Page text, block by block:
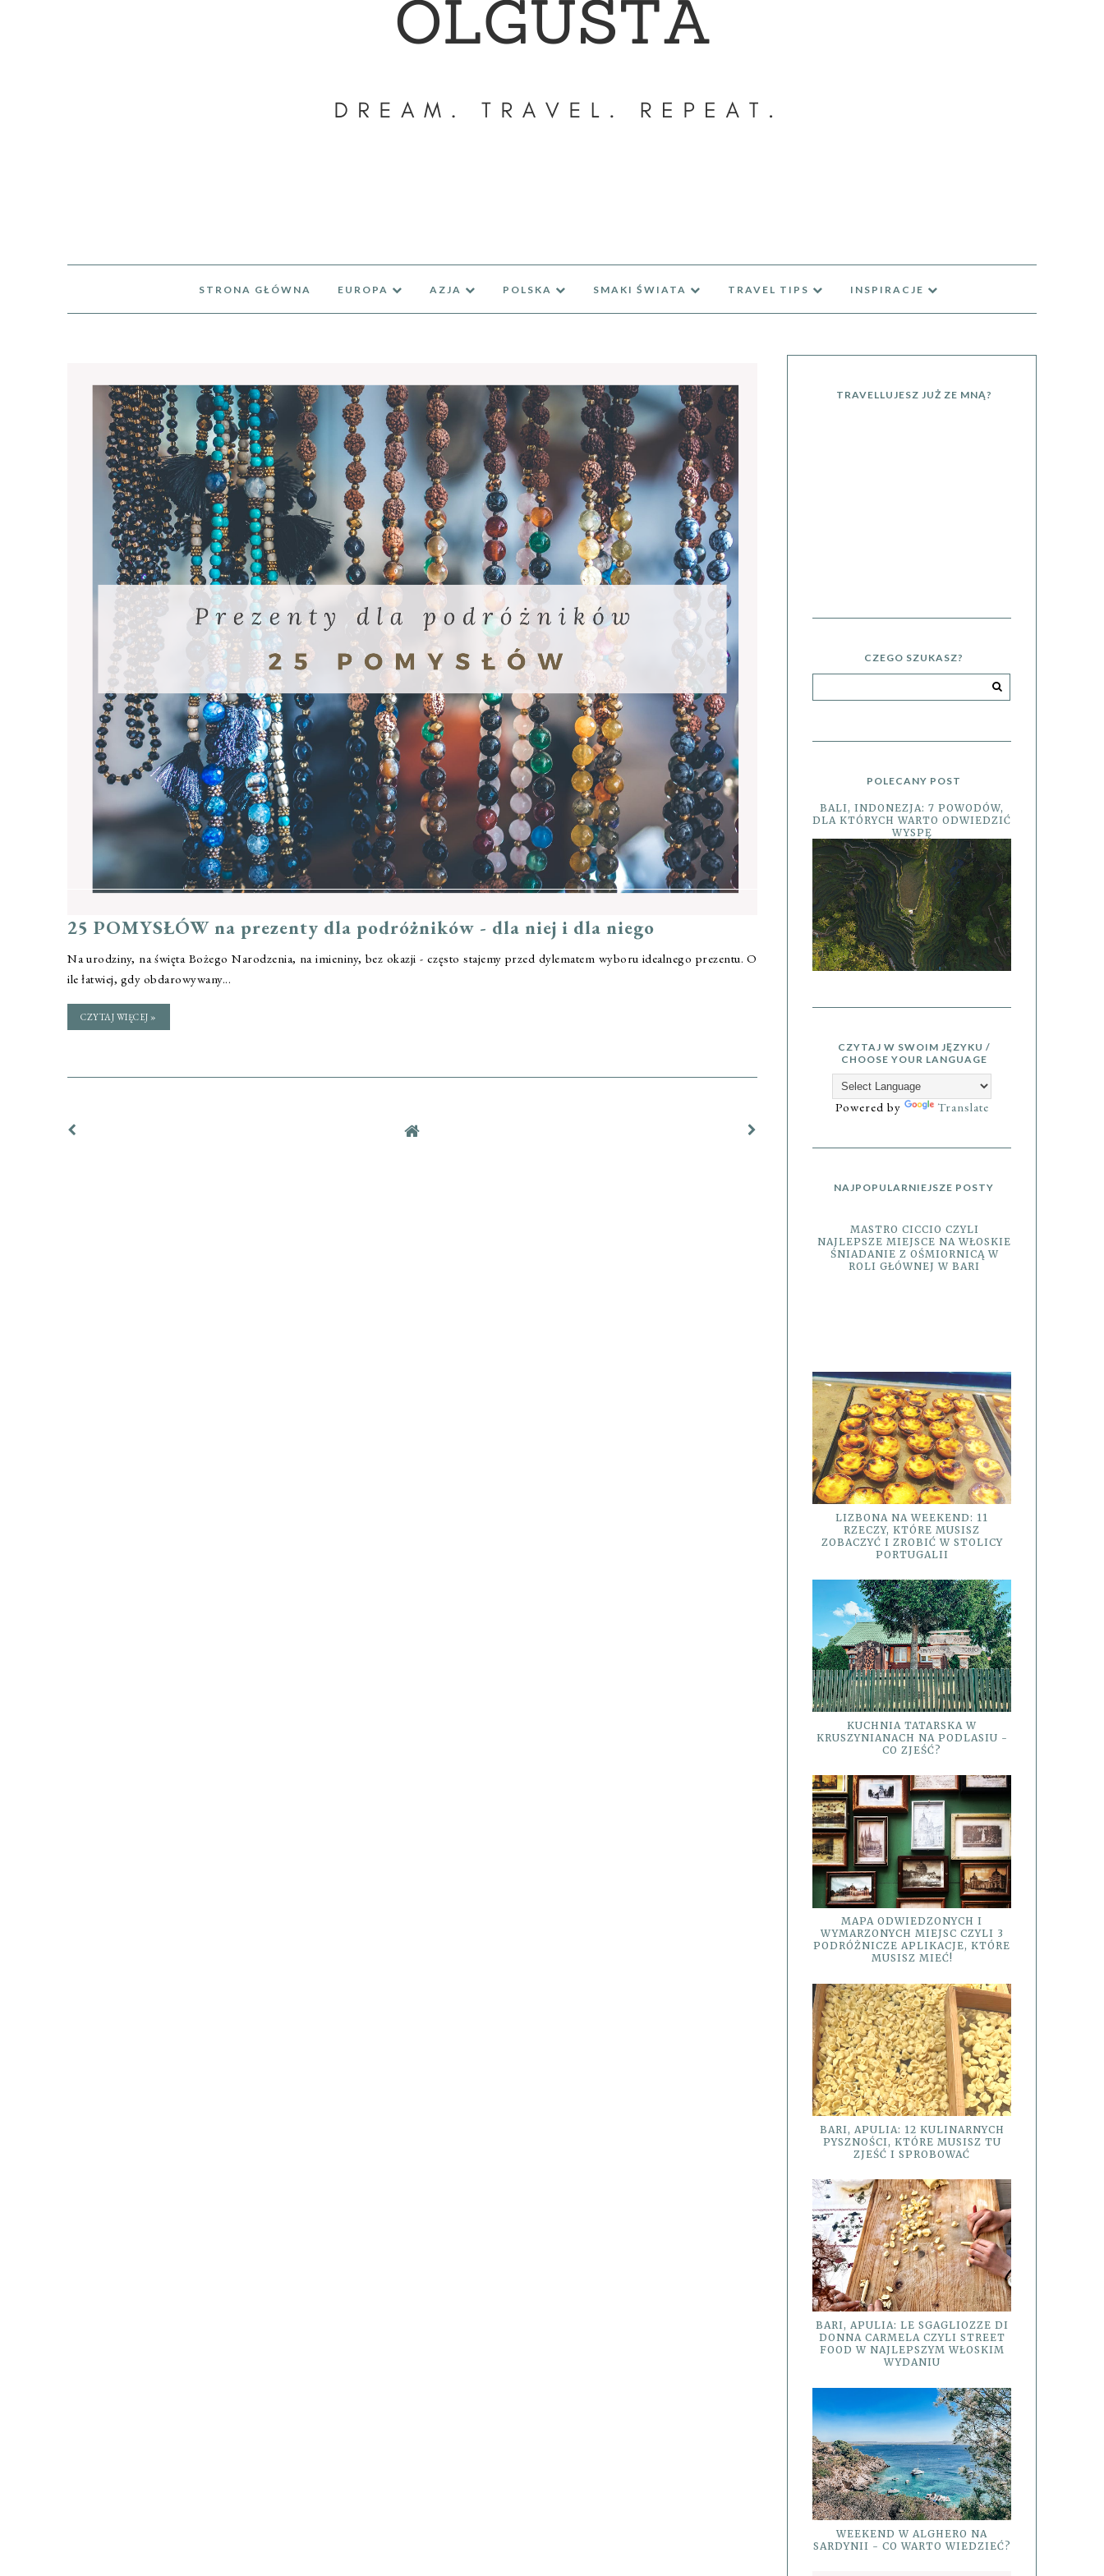
STRONA GŁÓWNA EUROPA AZJA POLSKA SMAKI ŚWIATA TRAVEL TIPS INSPIRACJE
25 POMYSŁÓW na prezenty dla podróżników - dla niej i dla niego
Na urodziny, na święta Bożego Narodzenia, na imieniny, bez okazji - często stajemy przed dylematem wyboru idealnego prezentu. O
ile łatwiej, gdy obdarowywany...
CZYTAJ WIĘCEJ »
TRAVELLUJESZ JUŻ ZE MNĄ?
CZEGO SZUKASZ?
POLECANY POST
BALI, INDONEZJA: 7 POWODÓW,
DLA KTÓRYCH WARTO ODWIEDZIĆ
WYSPĘ
CZYTAJ W SWOIM JĘZYKU /
CHOOSE YOUR LANGUAGE
Powered by Translate
NAJPOPULARNIEJSZE POSTY
MASTRO CICCIO CZYLI
NAJLEPSZE MIEJSCE NA WŁOSKIE
ŚNIADANIE Z OŚMIORNICĄ W
ROLI GŁÓWNEJ W BARI
LIZBONA NA WEEKEND: 11
RZECZY, KTÓRE MUSISZ
ZOBACZYĆ I ZROBIĆ W STOLICY
PORTUGALII
KUCHNIA TATARSKA W
KRUSZYNIANACH NA PODLASIU -
CO ZJEŚĆ?
MAPA ODWIEDZONYCH I
WYMARZONYCH MIEJSC CZYLI 3
PODRÓŻNICZE APLIKACJE, KTÓRE
MUSISZ MIEĆ!
BARI, APULIA: 12 KULINARNYCH
PYSZNOŚCI, KTÓRE MUSISZ TU
ZJEŚĆ I SPROBOWAĆ
BARI, APULIA: LE SGAGLIOZZE DI
DONNA CARMELA CZYLI STREET
FOOD W NAJLEPSZYM WŁOSKIM
WYDANIU
WEEKEND W ALGHERO NA
SARDYNII - CO WARTO WIEDZIEĆ?